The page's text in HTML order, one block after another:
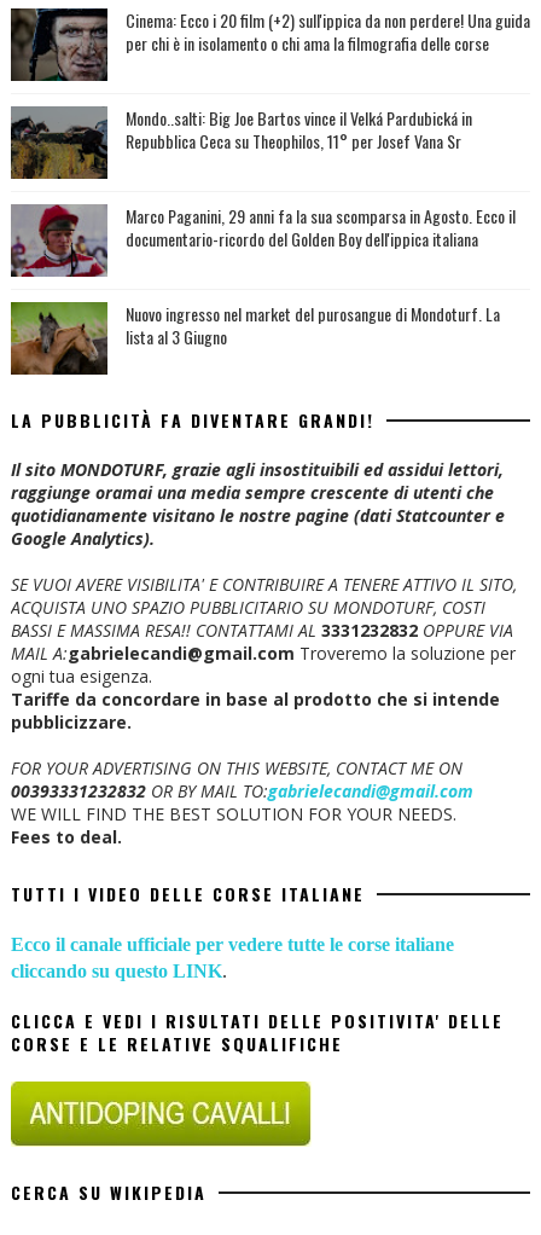
Cinema: Ecco i 20 film (+2) sull'ippica da non perdere! Una guida
per chi è in isolamento o chi ama la filmografia delle corse
Mondo..salti: Big Joe Bartos vince il Velká Pardubická in
Repubblica Ceca su Theophilos, 11° per Josef Vana Sr
Marco Paganini, 29 anni fa la sua scomparsa in Agosto. Ecco il
documentario-ricordo del Golden Boy dell'ippica italiana
Nuovo ingresso nel market del purosangue di Mondoturf. La
lista al 3 Giugno
LA PUBBLICITÀ FA DIVENTARE GRANDI!
Il sito MONDOTURF, grazie agli insostituibili ed assidui lettori,
raggiunge oramai una media sempre crescente di utenti che
quotidianamente visitano le nostre pagine (dati Statcounter e
Google Analytics).
SE VUOI AVERE VISIBILITA' E CONTRIBUIRE A TENERE ATTIVO IL SITO,
ACQUISTA UNO SPAZIO PUBBLICITARIO SU MONDOTURF, COSTI
BASSI E MASSIMA RESA!! CONTATTAMI AL 3331232832 OPPURE VIA
MAIL A:gabrielecandi@gmail.com Troveremo la soluzione per
ogni tua esigenza.
Tariffe da concordare in base al prodotto che si intende
pubblicizzare.
FOR YOUR ADVERTISING ON THIS WEBSITE, CONTACT ME ON
00393331232832OR BY MAIL TO:gabrielecandi@gmail.com
WE WILL FIND THE BEST SOLUTION FOR YOUR NEEDS.
Fees to deal.
TUTTI I VIDEO DELLE CORSE ITALIANE
Ecco il canale ufficiale per vedere tutte le corse italiane
cliccando su questo LINK.
CLICCA E VEDI I RISULTATI DELLE POSITIVITA' DELLE
CORSE E LE RELATIVE SQUALIFICHE
CERCA SU WIKIPEDIA